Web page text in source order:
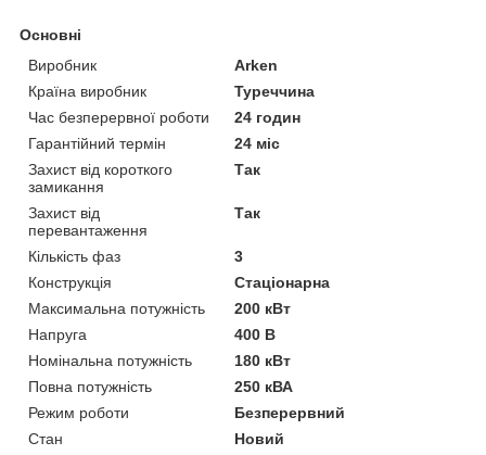
Основні
Виробник
Arken
Країна виробник
Туреччина
Час безперервної роботи
24 годин
Гарантійний термін
24 міс
Захист від короткого
замикання
Так
Захист від
перевантаження
Так
Кількість фаз
3
Конструкція
Стаціонарна
Максимальна потужність
200 кВт
Напруга
400 В
Номінальна потужність
180 кВт
Повна потужність
250 кВА
Режим роботи
Безперервний
Стан
Новий